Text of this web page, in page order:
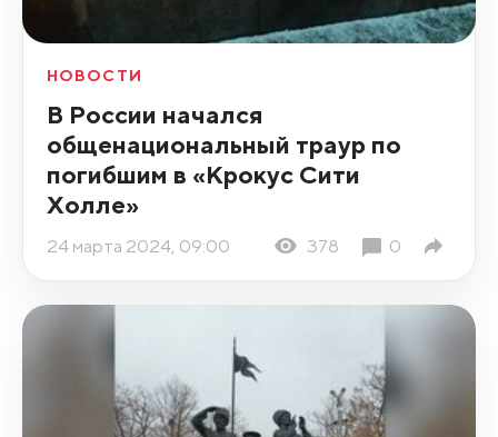
НОВОСТИ
В России начался
общенациональный траур по
погибшим в «Крокус Сити
Холле»
24 марта 2024, 09:00 378 0